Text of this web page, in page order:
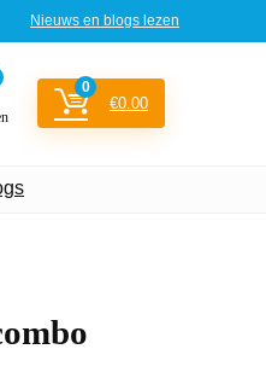
Nieuws en blogs lezen
0
€0.00